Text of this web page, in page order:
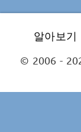
알아보기
© 2006 -